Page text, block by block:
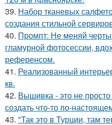
39. Набор тканевых
создания стильной
40. Промпт: Не меняй черты
гламурной фотосессии,
референсом.
41. Реализованный
кв.
42. Вышивка - это не
создать что-то по-
43. "Так это в Турции, там